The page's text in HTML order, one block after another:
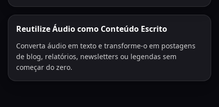
Reutilize Áudio como Conteúdo Escrito
Converta áudio em texto e transforme-o em postagens
de blog, relatórios, newsletters ou legendas sem
começar do zero.